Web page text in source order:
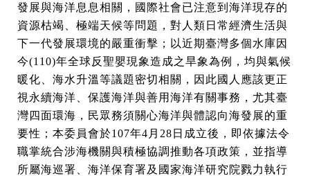
發展與海洋息息相關，國際社會已注意到海洋現存的
資源枯竭、極端天候等問題，對人類日常經濟生活與
下一代發展環境的嚴重衝擊；以近期臺灣多個水庫因
今(110)年全球反聖嬰現象造成之旱象為例，均與氣候
暖化、海水升溫等議題密切相關，因此國人應該更正
視永續海洋、保護海洋與善用海洋有關事務，尤其臺
灣四面環海，民眾務須關心海洋與體認向海發展的重
要性；本委員會於107年4月28日成立後，即依據法令
職掌統合涉海機關與積極協調推動各項政策，並指導
所屬海巡署、海洋保育署及國家海洋研究院戮力執行